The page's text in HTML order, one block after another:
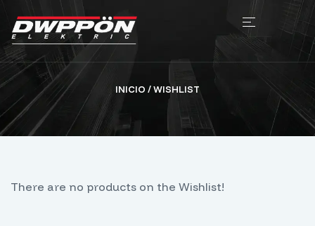
INICIO / WISHLIST
There are no products on the Wishlist!